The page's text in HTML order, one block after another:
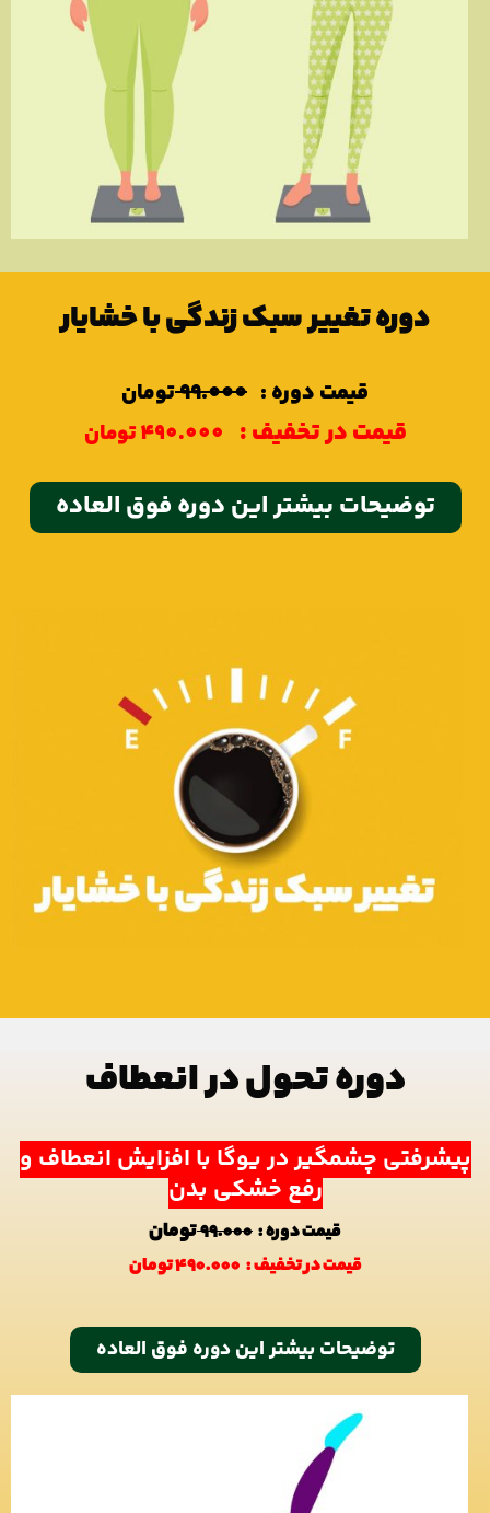
دوره تغییر سبک زندگی با خشایار
قیمت دوره :99.000تومان
قیمت در تخفیف : 490.000 تومان
توضيحات بیشتر این دوره فوق العاده
دوره تحول در انعطاف
چشمگیر در یوگا با افزایش انعطاف و
رفع خشکی بدن
قیمت دوره :99.000تومان
قیمت در تخفیف :490.000 تومان
توضيحات بیشتر این دوره فوق العاده